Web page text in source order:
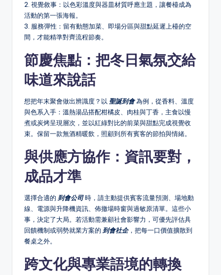
2. 視覺敘事：以色彩溫度與器皿材質呼應主題，讓餐檯成為
活動的第一張海報。
3. 服務彈性：留有動態加菜、即場分區與甜點延遲上檯的空
間，才能精準對齊流程節奏。
節慶焦點：把冬日氣氛交給
味道來說話
想把年末聚會做出辨識度？以 聖誕到會為例，從香料、溫度
與色系入手：溫熱湯品搭配柑橘皮、肉桂與丁香，主食以慢
煮或炭烤呈現層次，並以紅綠對比的前菜與甜點完成視覺收
束。保留一款無酒精暖飲，照顧到所有賓客的節拍與情緒。
與供應方協作：資訊要對，
成品才準
選擇合適的 到會公司時，請主動提供賓客流量預測、場地動
線、電源與升降機資訊、佈撤場時窗與過敏原清單。這些小
事，決定了大局。若活動需兼顧社會影響力，可優先評估具
回饋機制或弱勢就業方案的 到會社企，把每一口價值擴散到
餐桌之外。
跨文化與專業語境的轉換